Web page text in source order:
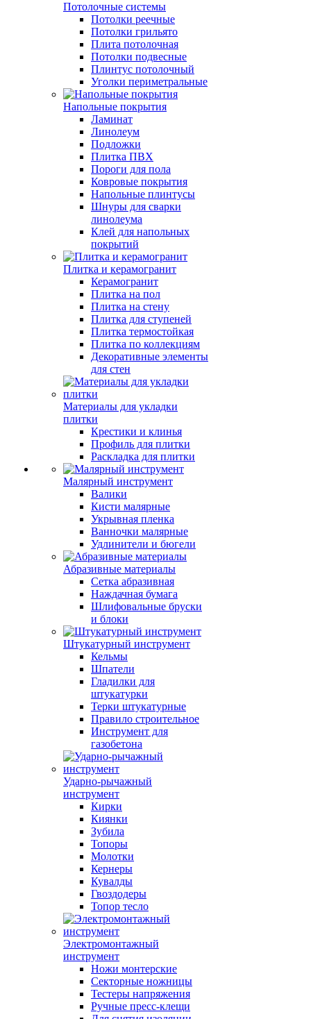
Потолочные системы
Потолки реечные
Потолки грильято
Плита потолочная
Потолки подвесные
Плинтус потолочный
Уголки периметральные
Напольные покрытия
Ламинат
Линолеум
Подложки
Плитка ПВХ
Пороги для пола
Ковровые покрытия
Напольные плинтусы
Шнуры для сварки
линолеума
Клей для напольных
покрытий
Плитка и керамогранит
Керамогранит
Плитка на пол
Плитка на стену
Плитка для ступеней
Плитка термостойкая
Плитка по коллекциям
Декоративные элементы
для стен
Материалы для укладки
плитки
Крестики и клинья
Профиль для плитки
Раскладка для плитки
Малярный инструмент
Валики
Кисти малярные
Укрывная пленка
Ванночки малярные
Удлинители и бюгели
Абразивные материалы
Сетка абразивная
Наждачная бумага
Шлифовальные бруски
и блоки
Штукатурный инструмент
Кельмы
Шпатели
Гладилки для
штукатурки
Терки штукатурные
Правило строительное
Инструмент для
газобетона
Ударно-рычажный
инструмент
Кирки
Киянки
Зубила
Топоры
Молотки
Кернеры
Кувалды
Гвоздодеры
Топор тесло
Электромонтажный
инструмент
Ножи монтерские
Секторные ножницы
Тестеры напряжения
Ручные пресс-клещи